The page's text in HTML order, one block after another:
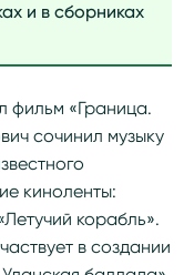
и в сборниках
фильм «Граница.
сочинил музыку
киноленты:
корабль».
в создании